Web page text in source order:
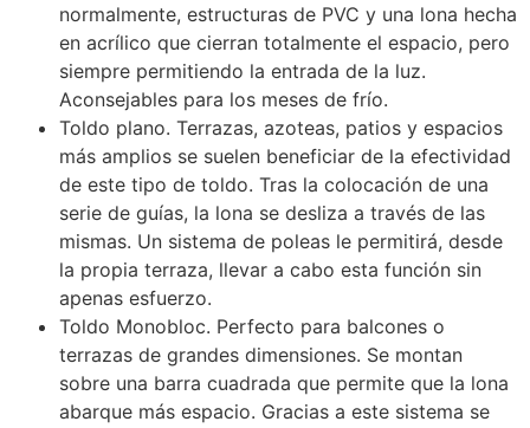
normalmente, estructuras de PVC y una lona hecha
en acrílico que cierran totalmente el espacio, pero
siempre permitiendo la entrada de la luz.
Aconsejables para los meses de frío.
Toldo plano. Terrazas, azoteas, patios y espacios
más amplios se suelen beneficiar de la efectividad
de este tipo de toldo. Tras la colocación de una
serie de guías, la lona se desliza a través de las
mismas. Un sistema de poleas le permitirá, desde
la propia terraza, llevar a cabo esta función sin
apenas esfuerzo.
Toldo Monobloc. Perfecto para balcones o
terrazas de grandes dimensiones. Se montan
sobre una barra cuadrada que permite que la lona
abarque más espacio. Gracias a este sistema se